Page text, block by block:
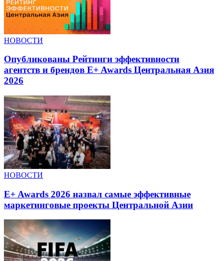
НОВОСТИ
Опубликованы Рейтинги эффективности
агентств и брендов E+ Awards Центральная Азия
2026
НОВОСТИ
E+ Awards 2026 назвал самые эффективные
маркетинговые проекты Центральной Азии